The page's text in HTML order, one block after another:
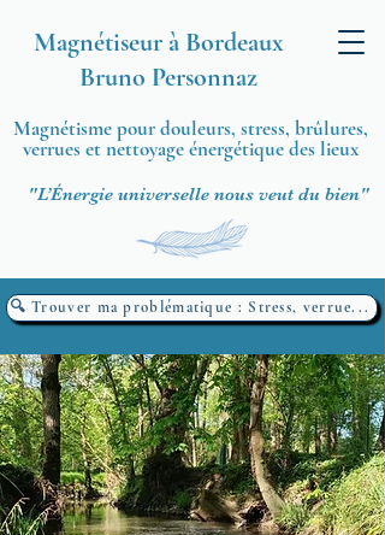
Magnétiseur à Bordeaux
Bruno Personnaz
Magnétisme pour douleurs, stress, brûlures,
verrues et nettoyage énergétique des lieux
"L’Énergie universelle nous veut du bien"
🔍 Trouver ma problématique : Stress, verrue...